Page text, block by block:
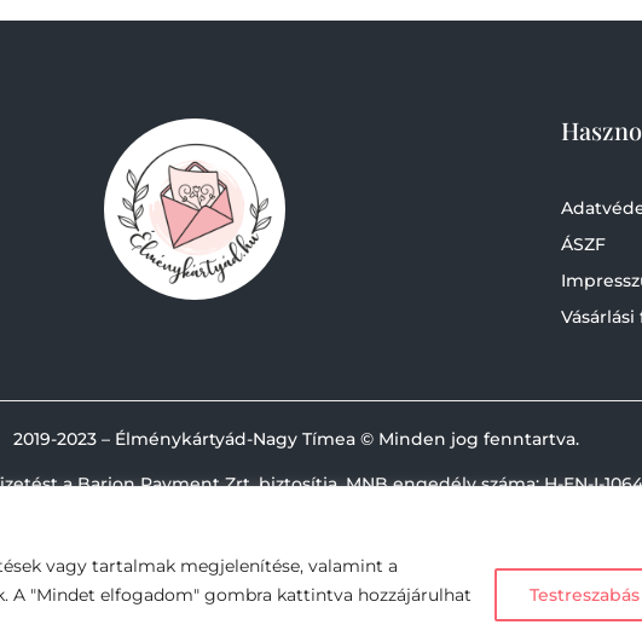
vagy tartalmak megjelenítése, valamint a
A "Mindet elfogadom" gombra kattintva hozzájárulhat
Testreszabás
ÁSZF
2019-2023 – Élménykártyád-Nagy Tímea © Minden jog fenntartva.
a Barion Payment Zrt. biztosítja, MNB engedély száma: H-EN-I-